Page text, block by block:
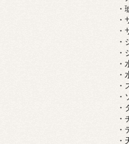
・
・
・
・
・
・
・
・
・
・